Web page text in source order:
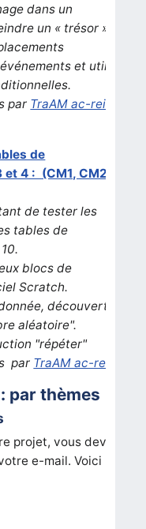
dans un
un « trésor ».
et utiliser
par TraAM ac-reims
de
4 : (CM1, CM2,
de tester les
tables de
blocs de
Scratch.
découverte
aléatoire".
"répéter"
par TraAM ac-reims
par thèmes
projet, vous devez
e-mail. Voici un